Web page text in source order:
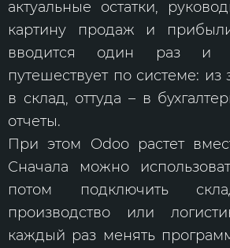
актуальные остатки,
картину продаж и
вводится один раз и
путешествует по системе: из
в склад, оттуда – в
отчеты.
При этом Odoo растет
Сначала можно
потом подключить
производство или
каждый раз менять